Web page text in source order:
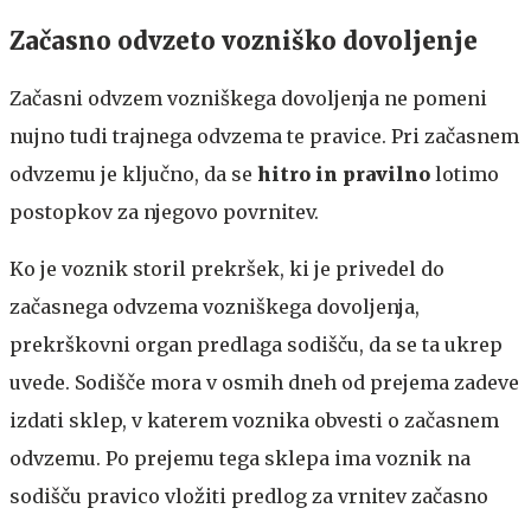
Začasno odvzeto vozniško dovoljenje
Začasni odvzem vozniškega dovoljenja ne pomeni
nujno tudi trajnega odvzema te pravice. Pri začasnem
odvzemu je ključno, da se hitro in pravilno lotimo
postopkov za njegovo povrnitev.
Ko je voznik storil prekršek, ki je privedel do
začasnega odvzema vozniškega dovoljenja,
prekrškovni organ predlaga sodišču, da se ta ukrep
uvede. Sodišče mora v osmih dneh od prejema zadeve
izdati sklep, v katerem voznika obvesti o začasnem
odvzemu. Po prejemu tega sklepa ima voznik na
sodišču pravico vložiti predlog za vrnitev začasno